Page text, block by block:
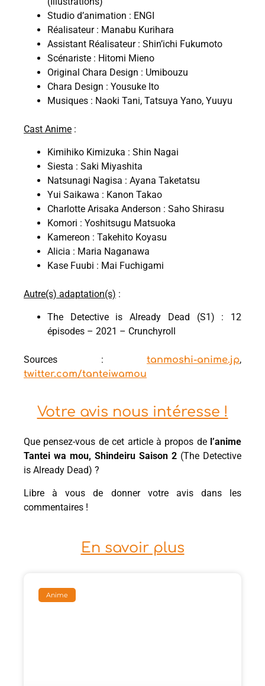
Studio d’animation : ENGI
Réalisateur : Manabu Kurihara
Assistant Réalisateur : Shin’ichi Fukumoto
Scénariste : Hitomi Mieno
Original Chara Design : Umibouzu
Chara Design : Yousuke Ito
Musiques : Naoki Tani, Tatsuya Yano, Yuuyu
Cast Anime :
Kimihiko Kimizuka : Shin Nagai
Siesta : Saki Miyashita
Natsunagi Nagisa : Ayana Taketatsu
Yui Saikawa : Kanon Takao
Charlotte Arisaka Anderson : Saho Shirasu
Komori : Yoshitsugu Matsuoka
Kamereon : Takehito Koyasu
Alicia : Maria Naganawa
Kase Fuubi : Mai Fuchigami
Autre(s) adaptation(s) :
The Detective is Already Dead (S1) : 12
épisodes – 2021 – Crunchyroll
Sources : tanmoshi-anime.jp,
twitter.com/tanteiwamou
Votre avis nous intéresse !
Que pensez-vous de cet article à propos de l’anime
Tantei wa mou, Shindeiru Saison 2 (The Detective
is Already Dead) ?
Libre à vous de donner votre avis dans les
commentaires !
En savoir plus
Anime